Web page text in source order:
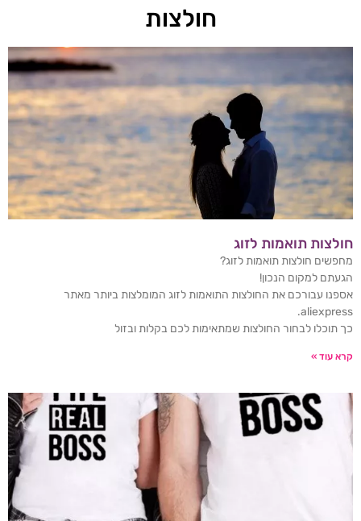
חולצות
חולצות תואמות לזוג
מחפשים חולצות תואמות לזוג?
הגעתם למקום הנכון!
אספנו עבורכם את החולצות התואמות לזוג המומלצות ביותר מאתר
aliexpress.
כך תוכלו לבחור החולצות שמתאימות לכם בקלות ובזול
קרא עוד »